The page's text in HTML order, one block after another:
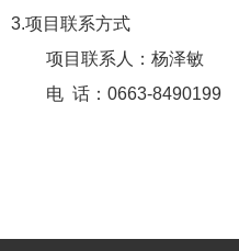
3.项目联系方式
项目联系人： 杨泽敏
电 话： 0663-8490199